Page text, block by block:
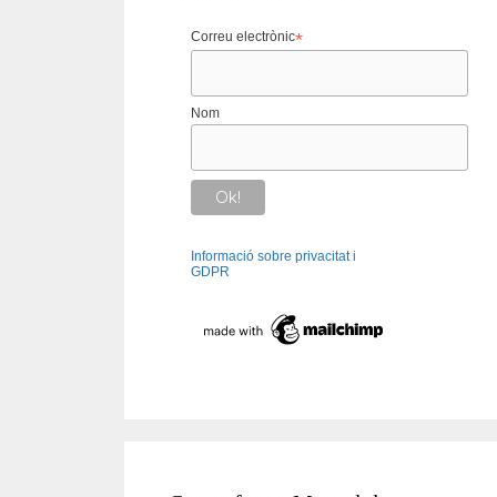
Correu electrònic*
Nom
Informació sobre privacitat i
GDPR